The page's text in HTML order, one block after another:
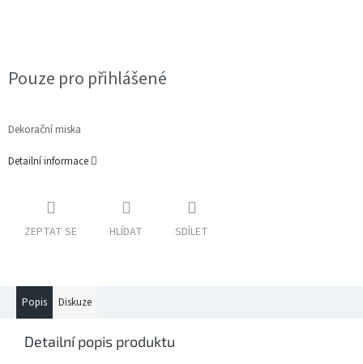
Pouze pro přihlášené
Dekorační miska
Detailní informace
ZEPTAT SE HLÍDAT SDÍLET
Popis Diskuze
Detailní popis produktu